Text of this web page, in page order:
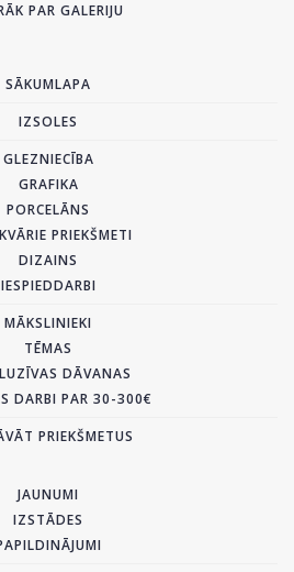
PAR GALERIJU
SĀKUMLAPA
IZSOLES
GLEZNIECĪBA
GRAFIKA
PORCELĀNS
PRIEKŠMETI
DIZAINS
IESPIEDDARBI
MĀKSLINIEKI
TĒMAS
DĀVANAS
DARBI PAR 30-300€
PRIEKŠMETUS
JAUNUMI
IZSTĀDES